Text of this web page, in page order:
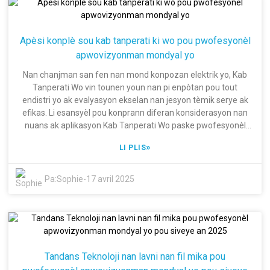
ane eksperyans li nan fabrikasyon fil ak kab elektrik epi li baze
nan nivo nasyonal, nou konsakre tèt nou nan inovasyon ak
avansman teknolojik pou bay kliyan enpòtan nou yo pwodwi
ak sèvis Kab Pèsonalize ki gen kalite siperyè. Nou aliyen ak
estanda kalite egzijan yo an senkronizasyon ak tandans
endistri yo epi nou toujou reponn a demand k ap chanje nan
chèn ekipman mondyal yo, kidonk ranfòse pozisyon nou kòm
yon jwè kle nan mache kab pèsonalize a.
Apèsi konplè sou kab tanperati ki wo pou pwofesyonèl
apwovizyonman mondyal yo
Nan chanjman san fen nan mond konpozan elektrik yo, Kab
Tanperati Wo vin tounen youn nan pi enpòtan pou tout
endistri yo ak evalyasyon ekselan nan jesyon tèmik serye ak
efikas. Li esansyèl pou konprann diferan konsiderasyon nan
nuans ak aplikasyon Kab Tanperati Wo paske pwofesyonèl
ekipman yo ansanm ak ogmante kalite pwodwi a. Blog la ap
avansman teknolojik inovatè ki prezan nan kab sa yo pou yo
ka fè efò apwovizyonman yo san reflechi twòp. Shanghai
kòm yon antrepriz gwo teknoloji nan nivo nasyonal nan
fabrikasyon fil elektrik ak kab. Respekte inovasyon ak
kliyan pwodwi kalite siperyè. Kòm nou konprann esans Kab
Tanperati Wo, vizite kijan nou ka ajoute valè nan
LI PLIS»
Pa:Sophie-17 avril 2025
Tandans Teknoloji nan lavni nan fil mika pou